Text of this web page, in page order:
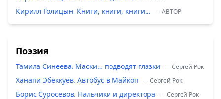
Кирилл Голицын. Книги, книги, книги… — ABTOP
Поэзия
Тамила Синеева. Маски… подводят глазки — Сергей Рок
Ханапи Эбеккуев. Автобус в Майкоп — Сергей Рок
Борис Суросевов. Нальчики и директора — Сергей Рок